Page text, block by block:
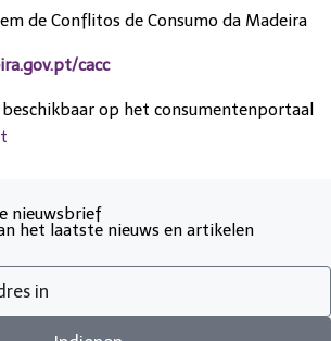
de Conflitos de Consumo da Madeira
cacc
op het consumentenportaal
nieuwsbrief
het laatste nieuws en artikelen